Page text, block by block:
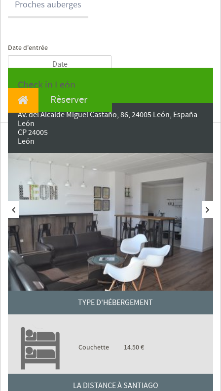
Proches auberges
Date d'entrée
Rèserver
Check in León
Av. del Alcalde Miguel Castaño, 86, 24005 León, España
León
CP 24005
León
TYPE D'HÉBERGEMENT
Couchette 14.50 €
LA DISTANCE À SANTIAGO